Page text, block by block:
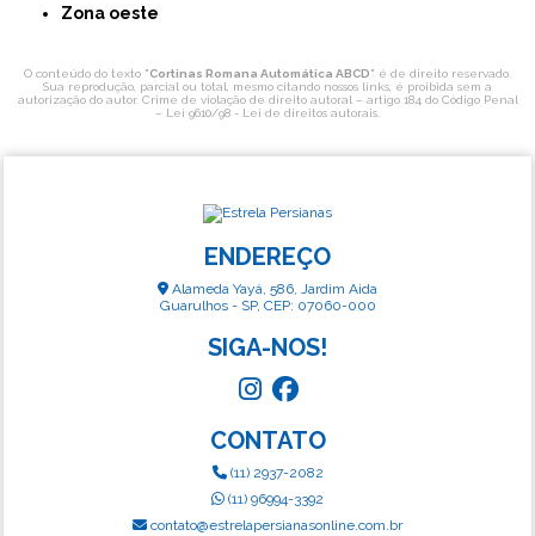
Zona oeste
O conteúdo do texto "Cortinas Romana Automática ABCD" é de direito reservado.
Sua reprodução, parcial ou total, mesmo citando nossos links, é proibida sem a
autorização do autor. Crime de violação de direito autoral – artigo 184 do Código Penal
– Lei 9610/98 - Lei de direitos autorais
ENDEREÇO
Alameda Yayá, 586, Jardim Aida
Guarulhos - SP, CEP: 07060-000
SIGA-NOS!
CONTATO
(11) 2937-2082
(11) 96994-3392
contato@estrelapersianasonline.com.br